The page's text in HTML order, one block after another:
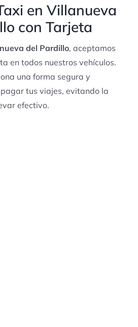
en Villanueva
con Tarjeta
del Pardillo, aceptamos
en todos nuestros vehículos.
una forma segura y
tus viajes, evitando la
efectivo.